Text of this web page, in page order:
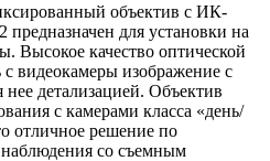
объектив с ИК-
для установки на
Высокое качество оптической
с видеокамеры изображение с
детализацией. Объектив
с камерами класса «день/
отличное решение по
со съемным